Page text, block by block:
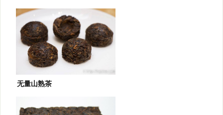
无量山熟茶